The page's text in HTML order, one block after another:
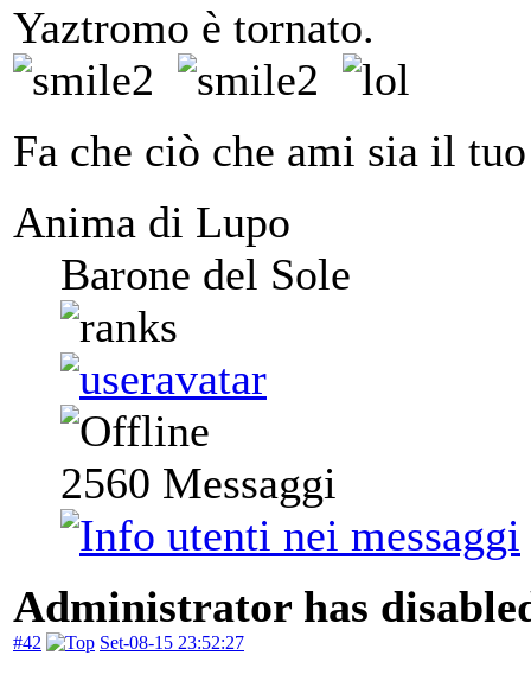
Yaztromo è tornato.
Fa che ciò che ami sia il
Anima di Lupo
Barone del Sole
2560 Messaggi
Administrator has
#42 Set-08-15 23:52:27